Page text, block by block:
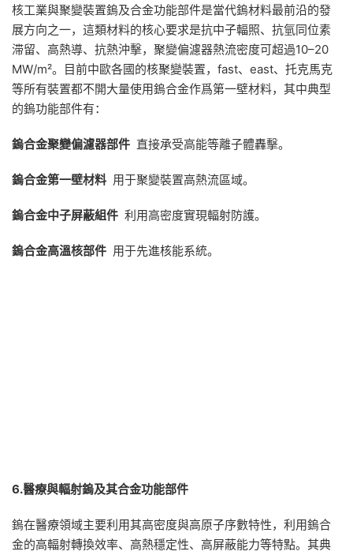
核工業與聚變裝置鎢及合金功能部件是當代鎢材料最前沿的發
展方向之一，這類材料的核心要求是抗中子輻照、抗氫同位素
滞留、高熱導、抗熱沖擊，聚變偏濾器熱流密度可超過10–20
MW/m²。目前中歐各國的核聚變裝置，fast、east、托克馬克
等所有裝置都不開大量使用鎢合金作爲第一壁材料，其中典型
的鎢功能部件有：
鎢合金聚變偏濾器部件 直接承受高能等離子體轟擊。
鎢合金第一壁材料 用于聚變裝置高熱流區域。
鎢合金中子屏蔽組件 利用高密度實現輻射防護。
鎢合金高溫核部件 用于先進核能系統。
6.醫療與輻射鎢及其合金功能部件
鎢在醫療領域主要利用其高密度與高原子序數特性，利用鎢合
金的高輻射轉換效率、高熱穩定性、高屏蔽能力等特點。其典